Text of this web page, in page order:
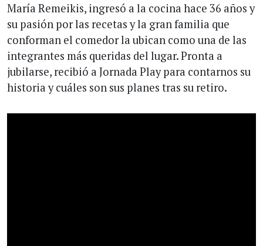
María Remeikis, ingresó a la cocina hace 36 años y
su pasión por las recetas y la gran familia que
conforman el comedor la ubican como una de las
integrantes más queridas del lugar. Pronta a
jubilarse, recibió a Jornada Play para contarnos su
historia y cuáles son sus planes tras su retiro.